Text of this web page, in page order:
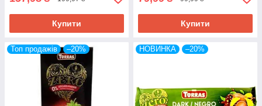
Купити Купити
Топ продажів –20% НОВИНКА –20%